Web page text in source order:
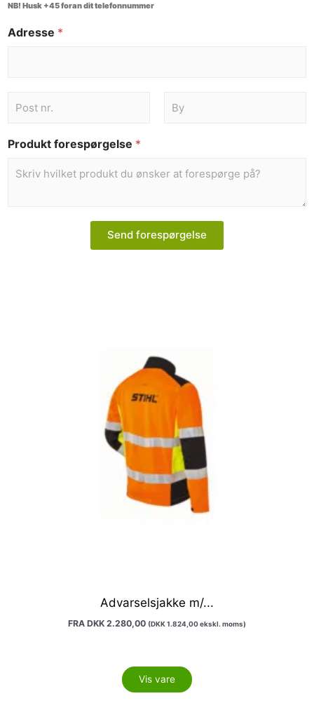
NB! Husk +45 foran dit telefonnummer
Adresse *
Produkt forespørgelse *
Send forespørgelse
Advarselsjakke m/...
FRA DKK 2.280,00 (DKK1.824,00ekskl. moms)
Vis vare
kan
vælges
på
varesiden